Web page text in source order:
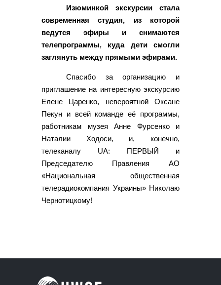
Изюминкой экскурсии стала
современная студия, из которой
ведутся эфиры и снимаются
телепрограммы, куда дети смогли
заглянуть между прямыми эфирами.
Спасибо за организацию и
приглашение на интересную экскурсию
Елене Царенко, невероятной Оксане
Пекун и всей команде её программы,
работникам музея Анне Фурсенко и
Наталии Ходоси, и, конечно,
телеканалу UA: ПЕРВЫЙ и
Председателю Правления АО
«Национальная общественная
телерадиокомпания Украины» Николаю
Чернотицкому!